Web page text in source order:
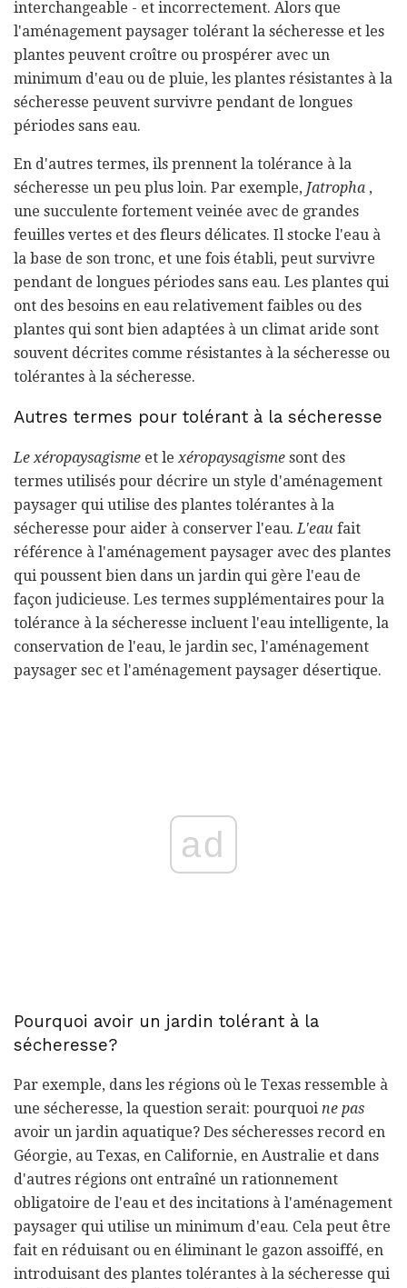
interchangeable - et incorrectement. Alors que
l'aménagement paysager tolérant la sécheresse et les
plantes peuvent croître ou prospérer avec un
minimum d'eau ou de pluie, les plantes résistantes à la
sécheresse peuvent survivre pendant de longues
périodes sans eau.
En d'autres termes, ils prennent la tolérance à la
sécheresse un peu plus loin. Par exemple, Jatropha ,
une succulente fortement veinée avec de grandes
feuilles vertes et des fleurs délicates. Il stocke l'eau à
la base de son tronc, et une fois établi, peut survivre
pendant de longues périodes sans eau. Les plantes qui
ont des besoins en eau relativement faibles ou des
plantes qui sont bien adaptées à un climat aride sont
souvent décrites comme résistantes à la sécheresse ou
tolérantes à la sécheresse.
Autres termes pour tolérant à la sécheresse
Le xéropaysagisme et lexéropaysagisme sont des
termes utilisés pour décrire un style d'aménagement
paysager qui utilise des plantes tolérantes à la
sécheresse pour aider à conserver l'eau.L'eau fait
référence à l'aménagement paysager avec des plantes
qui poussent bien dans un jardin qui gère l'eau de
façon judicieuse. Les termes supplémentaires pour la
tolérance à la sécheresse incluent l'eau intelligente, la
conservation de l'eau, le jardin sec, l'aménagement
paysager sec et l'aménagement paysager désertique.
ad
Pourquoi avoir un jardin tolérant à la
sécheresse?
Par exemple, dans les régions où le Texas ressemble à
une sécheresse, la question serait: pourquoi ne pas
avoir un jardin aquatique? Des sécheresses record en
Géorgie, au Texas, en Californie, en Australie et dans
d'autres régions ont entraîné un rationnement
obligatoire de l'eau et des incitations à l'aménagement
paysager qui utilise un minimum d'eau. Cela peut être
fait en réduisant ou en éliminant le gazon assoiffé, en
introduisant des plantes tolérantes à la sécheresse qui